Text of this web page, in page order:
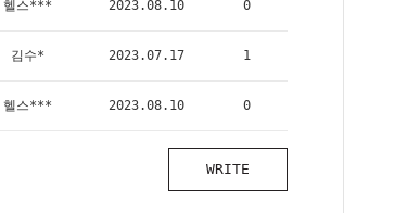
헬스*** 2023.08.10 0
김수* 2023.07.17 1
헬스*** 2023.08.10 0
WRITE